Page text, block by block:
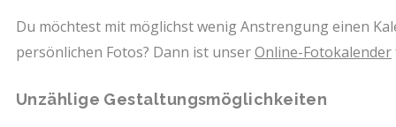
Du möchtest mit möglichst wenig Anstrengung einen
persönlichen Fotos? Dann ist unserOnline-Fotokalender
Unzählige Gestaltungsmöglichkeiten